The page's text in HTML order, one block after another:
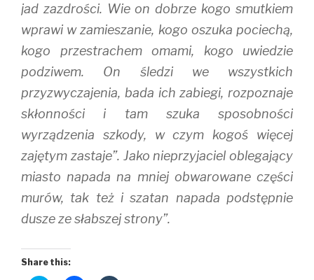
jad zazdrości. Wie on dobrze kogo smutkiem
wprawi w zamieszanie, kogo oszuka pociechą,
kogo przestrachem omami, kogo uwiedzie
podziwem. On śledzi we wszystkich
przyzwyczajenia, bada ich zabiegi, rozpoznaje
skłonności i tam szuka sposobności
wyrządzenia szkody, w czym kogoś więcej
zajętym zastaje”. Jako nieprzyjaciel oblegający
miasto napada na mniej obwarowane części
murów, tak też i szatan napada podstępnie
dusze ze słabszej strony”.
Share this: